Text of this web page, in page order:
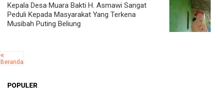
Kepala Desa Muara Bakti H. Asmawi Sangat
Peduli Kepada Masyarakat Yang Terkena
Musibah Puting Beliung
Beranda
POPULER